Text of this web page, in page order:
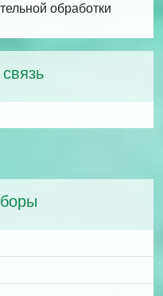
обработки